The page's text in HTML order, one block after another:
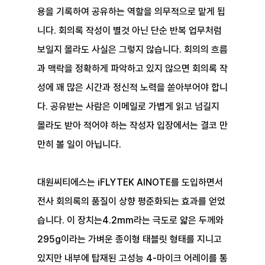
용을 기록하여 공유하는 역할을 의무적으로 맡게 됩
니다. 회의록 작성이 별것 아닌 단순 반복 업무처럼
보일지 몰라도 사실은 그렇지 않습니다. 회의의 흐름
과 맥락을 정확하게 파악하고 있지 않으면 회의록 작
성에 꽤 많은 시간과 정신적 노력을 쏟아부어야 합니
다. 공유받는 사람은 이메일로 가볍게 읽고 넘길지
몰라도 받아 적어야 하는 작성자 입장에서는 결코 만
만히 볼 일이 아닙니다.
대원씨티에스는 iFLYTEK AINOTE를 도입하면서
전사 회의록의 품질이 상향 평준화되는 효과를 얻었
습니다. 이 장치는4.2mm라는 극도로 얇은 두께와
295g이라는 가벼운 종이형 태블릿 형태를 지니고
있지만 내부에 탑재된 고성능 4-마이크 어레이를 통